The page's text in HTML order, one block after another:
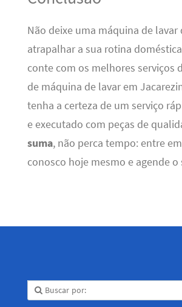
Não deixe uma máquina de lavar
atrapalhar a sua rotina
conte com os melhores serviços
de máquina de lavar em
tenha a certeza de um serviço
e executado com peças de
suma, não perca tempo: entre
conosco hoje mesmo e agende o